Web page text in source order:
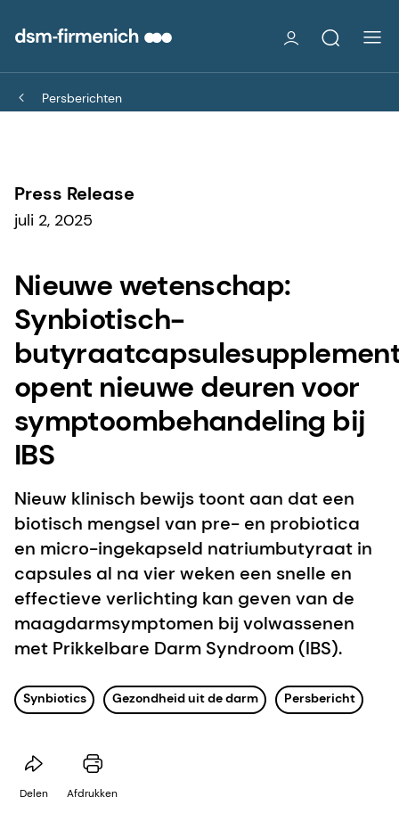
Persberichten
Press Release
juli 2, 2025
Nieuwe wetenschap:
Synbiotisch-
opent nieuwe deuren voor
symptoombehandeling bij
IBS
Nieuw klinisch bewijs toont aan dat een
biotisch mengsel van pre- en probiotica
en micro-ingekapseld natriumbutyraat in
capsules al na vier weken een snelle en
effectieve verlichting kan geven van de
maagdarmsymptomen bij volwassenen
met Prikkelbare Darm Syndroom (IBS).
Synbiotics Gezondheid uit de darm Persbericht
Delen Afdrukken